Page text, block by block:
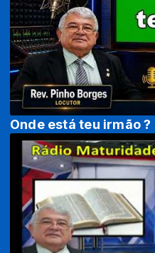
Onde está teu irmão ?